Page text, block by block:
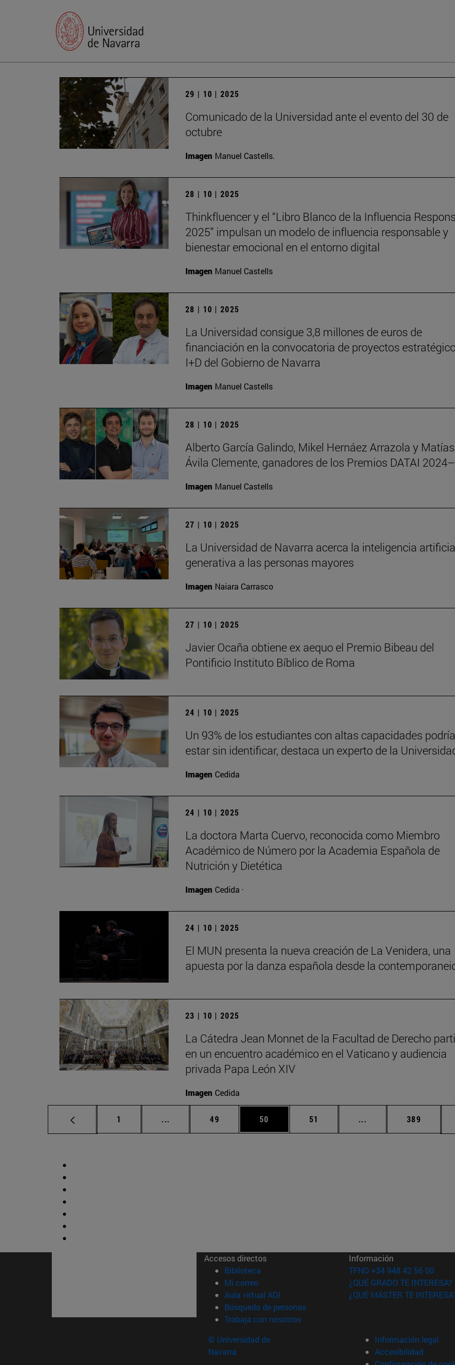
29 | 10 | 2025
Comunicado de la Universidad ante el evento del 30 de
octubre
Imagen Manuel Castells.
28 | 10 | 2025
Thinkfluencer y el “Libro Blanco de la Influencia
2025” impulsan un modelo de influencia responsable y
bienestar emocional en el entorno digital
Imagen Manuel Castells
28 | 10 | 2025
La Universidad consigue 3,8 millones de euros de
financiación en la convocatoria de proyectos
I+D del Gobierno de Navarra
Imagen Manuel Castells
28 | 10 | 2025
Alberto García Galindo, Mikel Hernáez Arrazola y Matías
Ávila Clemente, ganadores de los Premios DATAI
Imagen Manuel Castells
27 | 10 | 2025
La Universidad de Navarra acerca la inteligencia
generativa a las personas mayores
Imagen Naiara Carrasco
27 | 10 | 2025
Javier Ocaña obtiene ex aequo el Premio Bibeau del
Pontificio Instituto Bíblico de Roma
24 | 10 | 2025
Un 93% de los estudiantes con altas capacidades
estar sin identificar, destaca un experto de la
Imagen Cedida
24 | 10 | 2025
La doctora Marta Cuervo, reconocida como Miembro
Académico de Número por la Academia Española de
Nutrición y Dietética
Imagen Cedida ·
24 | 10 | 2025
El MUN presenta la nueva creación de La Venidera, una
apuesta por la danza española desde la
23 | 10 | 2025
La Cátedra Jean Monnet de la Facultad de Derecho
en un encuentro académico en el Vaticano y audiencia
privada Papa León XIV
Imagen Cedida
Página
1 ... Páginas intermedias Use TAB para desplazarse.
Página
49 Página
50 Página
51 ... Páginas intermedias
Página
389
Accesos directos
Biblioteca (abre en nueva ventana)
Mi correo(abre en nueva ventana)
Aula virtual ADI (abre en nueva ventana)
Búsqueda de personas(abre en nueva ventana)
Trabaja con nosotros(abre en nueva ventana)
Información
TFNO +34 948 42 56 00
¿QUÉ GRADO TE INTERESA?
¿QUÉ MÁSTER TE
© Universidad de
Navarra
Información legal
Accesibilidad